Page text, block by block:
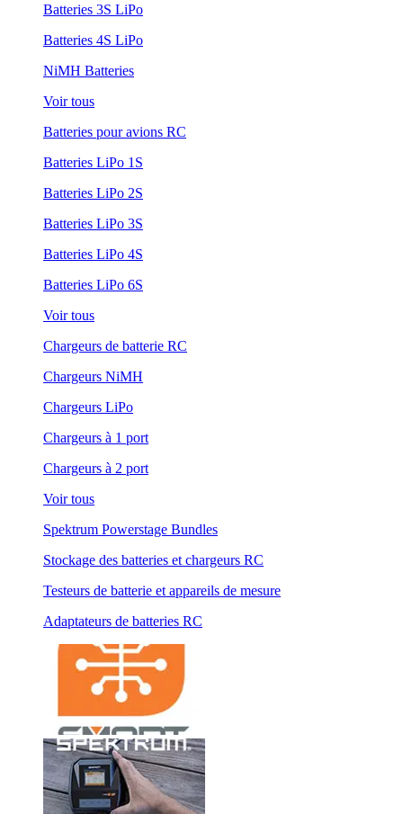
Batteries 3S LiPo
Batteries 4S LiPo
NiMH Batteries
Voir tous
Batteries pour avions RC
Batteries LiPo 1S
Batteries LiPo 2S
Batteries LiPo 3S
Batteries LiPo 4S
Batteries LiPo 6S
Voir tous
Chargeurs de batterie RC
Chargeurs NiMH
Chargeurs LiPo
Chargeurs à 1 port
Chargeurs à 2 port
Voir tous
Spektrum Powerstage Bundles
Stockage des batteries et chargeurs RC
Testeurs de batterie et appareils de mesure
Adaptateurs de batteries RC